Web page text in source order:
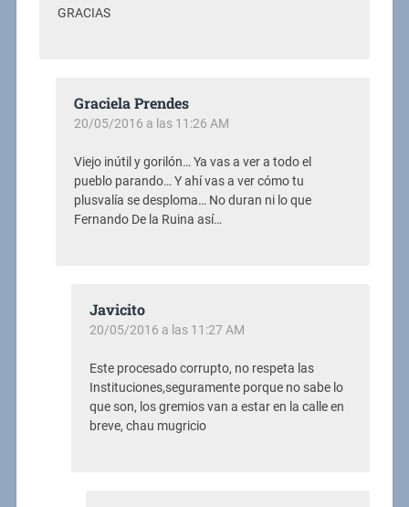
GRACIAS
Graciela Prendes
20/05/2016 a las 11:26 AM
Viejo inútil y gorilón… Ya vas a ver a todo el
pueblo parando… Y ahí vas a ver cómo tu
plusvalía se desploma… No duran ni lo que
Fernando De la Ruina así…
Javicito
20/05/2016 a las 11:27 AM
Este procesado corrupto, no respeta las
Instituciones,seguramente porque no sabe lo
que son, los gremios van a estar en la calle en
breve, chau mugricio